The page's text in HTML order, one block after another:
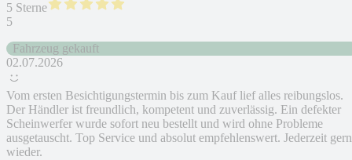
5 Sterne
5
Fahrzeug gekauft
02.07.2026
Vom ersten Besichtigungstermin bis zum Kauf lief alles reibungslos.
Der Händler ist freundlich, kompetent und zuverlässig. Ein defekter
Scheinwerfer wurde sofort neu bestellt und wird ohne Probleme
ausgetauscht. Top Service und absolut empfehlenswert. Jederzeit
wieder.